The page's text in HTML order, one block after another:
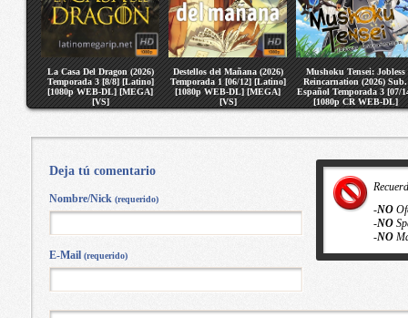
La Casa Del Dragon (2026)
Temporada 3 [8/8] [Latino]
[1080p WEB-DL] [MEGA]
[VS]
Destellos del Mañana (2026)
Temporada 1 [06/12] [Latino]
[1080p WEB-DL] [MEGA]
[VS]
Mushoku Tensei: Jobless
Reincarnation (2026) Sub.
Español Temporada 3 [07/
[1080p CR WEB-DL]
[MEGA] [VS]
-NO
-NO
-NO
Deja tú comentario
Nombre/Nick (requerido)
E-Mail (requerido)